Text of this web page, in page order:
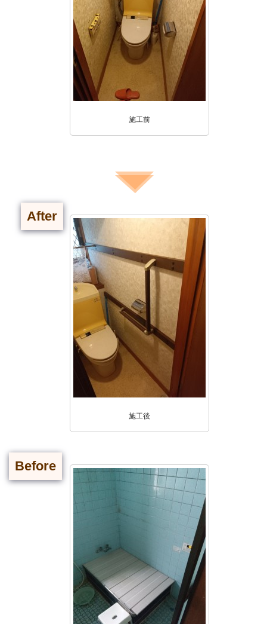
施工前
After
施工後
Before